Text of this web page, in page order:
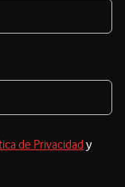
de Privacidad y